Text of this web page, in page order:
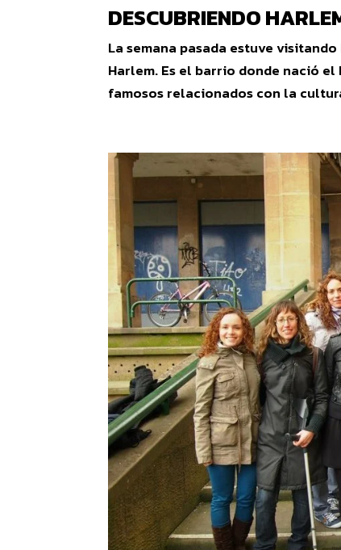
DESCUBRIENDO
La semana pasada estuve
Harlem. Es el barrio donde nació
famosos relacionados con la